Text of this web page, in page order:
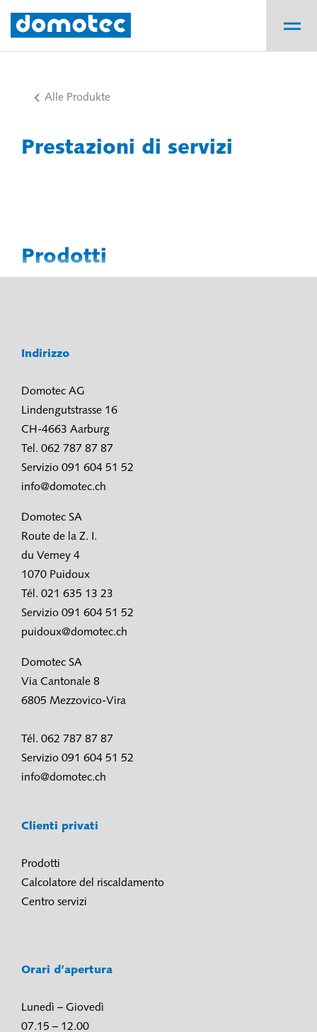
Alle Produkte
Prestazioni di servizi
Prodotti
Indirizzo
Domotec AG
Lindengutstrasse 16
CH-4663 Aarburg
Tel. 062 787 87 87
Servizio 091 604 51 52
info@domotec.ch
Domotec SA
Route de la Z. I.
du Verney 4
1070 Puidoux
Tél. 021 635 13 23
Servizio 091 604 51 52
puidoux@domotec.ch
Domotec SA
Via Cantonale 8
6805 Mezzovico-Vira
Tél. 062 787 87 87
Servizio 091 604 51 52
info@domotec.ch
Clienti privati
Prodotti
Calcolatore del riscaldamento
Centro servizi
Orari d’apertura
Lunedì – Giovedì
07.15 – 12.00